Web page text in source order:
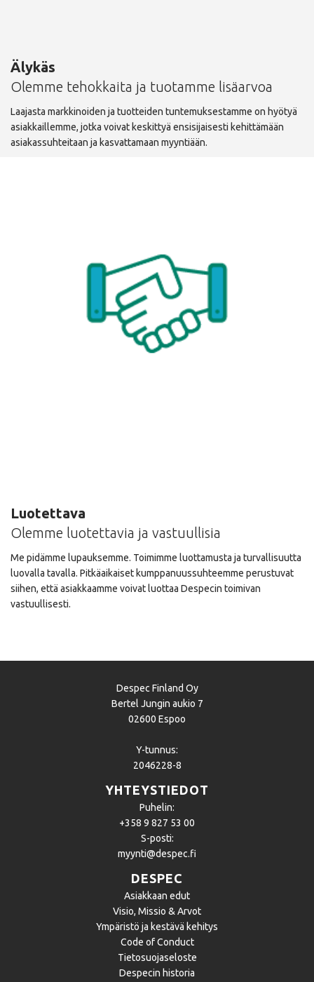
Älykäs
Olemme tehokkaita ja tuotamme lisäarvoa
Laajasta markkinoiden ja tuotteiden tuntemuksestamme on hyötyä
asiakkaillemme, jotka voivat keskittyä ensisijaisesti kehittämään
asiakassuhteitaan ja kasvattamaan myyntiään.
Luotettava
Olemme luotettavia ja vastuullisia
Me pidämme lupauksemme. Toimimme luottamusta ja turvallisuutta
luovalla tavalla. Pitkäaikaiset kumppanuussuhteemme perustuvat
siihen, että asiakkaamme voivat luottaa Despecin toimivan
vastuullisesti.
Despec Finland Oy
Bertel Jungin aukio 7
02600 Espoo
Y-tunnus:
2046228-8
YHTEYSTIEDOT
Puhelin:
+358 9 827 53 00
S-posti:
myynti@despec.fi
DESPEC
Asiakkaan edut
Visio, Missio & Arvot
Ympäristö ja kestävä kehitys
Code of Conduct
Tietosuojaseloste
Despecin historia